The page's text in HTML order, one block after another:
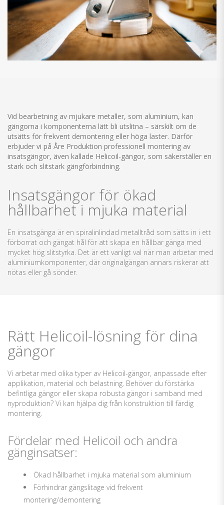
Vid bearbetning av mjukare metaller, som aluminium, kan
gängorna i komponenterna lätt bli utslitna – särskilt om de
utsätts för frekvent demontering eller höga laster. Därför
erbjuder vi på Åre Produktion professionell montering av
insatsgängor, även kallade Helicoil-gängor, som säkerställer en
stark och slitstark gängförbindning.
Insatsgängor för ökad
hållbarhet i mjuka material
En insatsgänga är en spiralinlindad metalltråd som sätts in i ett
förborrat och gängat hål för att skapa en hållbar gänga med
mycket hög slitstyrka. Det är ett vanligt val när man arbetar med
aluminiumkomponenter, där originalgängan annars riskerar att
nötas eller gå sönder.
Rätt Helicoil-lösning för dina
gängor
Vi arbetar med olika typer av Helicoil-gängor, anpassade efter
applikation, material och belastning. Behöver du förstärka
befintliga gängor eller skapa robusta gängor i samband med
nyproduktion? Vi kan hjälpa dig från konstruktion till färdig
montering.
Fördelar med Helicoil och andra
gänginsatser:
Ökad hållbarhet i mjuka material som aluminium
Förhindrar gängslitage vid frekvent
montering/demontering